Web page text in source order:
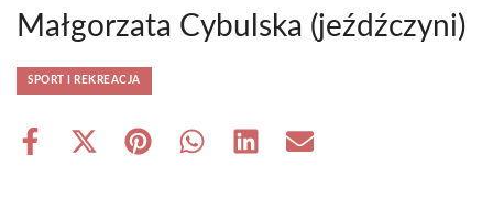
Małgorzata Cybulska (jeźdźczyni)
SPORT I REKREACJA
Share
Share Share Share Share Share